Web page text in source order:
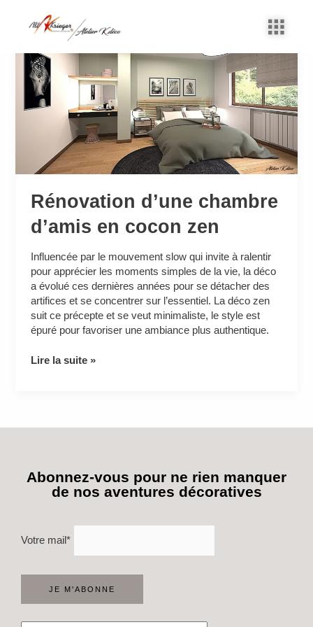
contenu
Rénovation d’une chambre
d’amis en cocon zen
Influencée par le mouvement slow qui invite à ralentir
pour apprécier les moments simples de la vie, la déco
a évolué ces dernières années pour se détacher des
artifices et se concentrer sur l’essentiel. La déco zen
suit ce précepte et se veut minimaliste, le style est
épuré pour favoriser une ambiance plus authentique.
Rénovation
d’une
chambre
d’amis
en
cocon
zen
Lire la suite »
Abonnez-vous pour ne rien manquer
de nos aventures décoratives
Votre mail*